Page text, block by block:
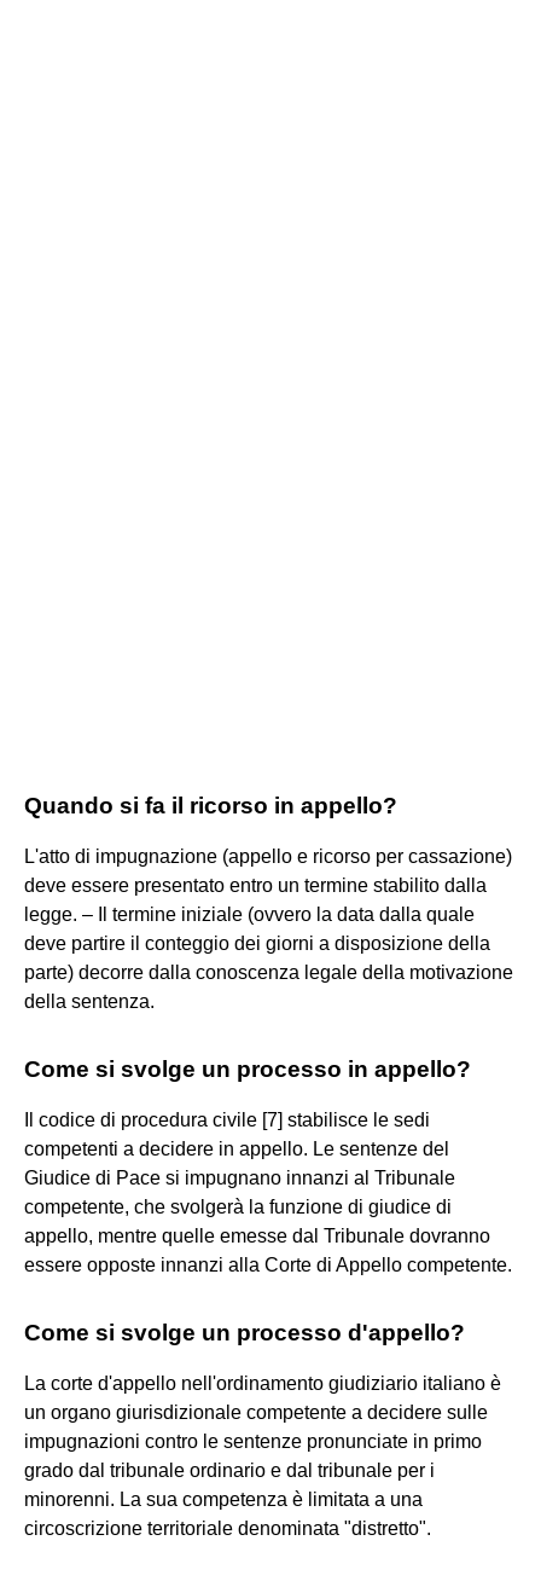
Quando si fa il ricorso in appello?
L'atto di impugnazione (appello e ricorso per cassazione)
deve essere presentato entro un termine stabilito dalla
legge. – Il termine iniziale (ovvero la data dalla quale
deve partire il conteggio dei giorni a disposizione della
parte) decorre dalla conoscenza legale della motivazione
della sentenza.
Come si svolge un processo in appello?
Il codice di procedura civile [7] stabilisce le sedi
competenti a decidere in appello. Le sentenze del
Giudice di Pace si impugnano innanzi al Tribunale
competente, che svolgerà la funzione di giudice di
appello, mentre quelle emesse dal Tribunale dovranno
essere opposte innanzi alla Corte di Appello competente.
Come si svolge un processo d'appello?
La corte d'appello nell'ordinamento giudiziario italiano è
un organo giurisdizionale competente a decidere sulle
impugnazioni contro le sentenze pronunciate in primo
grado dal tribunale ordinario e dal tribunale per i
minorenni. La sua competenza è limitata a una
circoscrizione territoriale denominata "distretto".